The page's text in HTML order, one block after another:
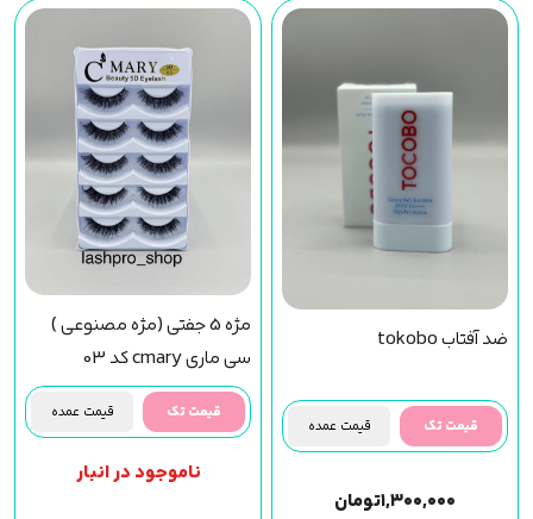
ضد آفتاب tokobo
قیمت تک قیمت عمده
۱,۳۰۰,۰۰۰تومان
مژه 5 جفتی (مژه مصنوعی )
سی ماری cmary کد 03
قیمت تک قیمت عمده
ناموجود در انبار